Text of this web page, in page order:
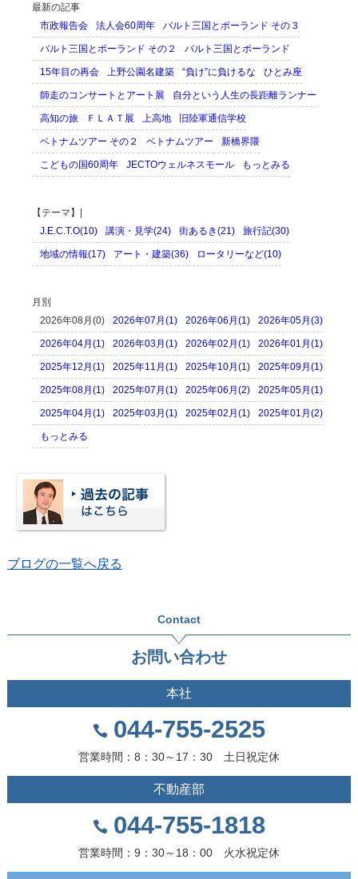
最新の記事
市政報告会
法人会60周年 バルト三国とポーランド その３
バルト三国とポーランド その２ バルト三国とポーランド
15年目の再会 上野公園名建築 “負け”に負けるな ひとみ座
師走のコンサートとアート展 自分という人生の長距離ランナー
高知の旅 ＦＬＡＴ展 上高地 旧陸軍通信学校
ベトナムツアー その２ ベトナムツアー 新橋界隈
こどもの国60周年 JECTOウェルネスモール もっとみる
【テーマ】|
J.E.C.T.O(10)
講演・見学(24) 街あるき(21) 旅行記(30)
地域の情報(17) アート・建築(36) ロータリーなど(10)
月別
2026年08月(0)
2026年07月(1) 2026年06月(1) 2026年05月(3)
2026年04月(1) 2026年03月(1) 2026年02月(1) 2026年01月(1)
2025年12月(1) 2025年11月(1) 2025年10月(1) 2025年09月(1)
2025年08月(1) 2025年07月(1) 2025年06月(2) 2025年05月(1)
2025年04月(1) 2025年03月(1) 2025年02月(1) 2025年01月(2)
もっとみる
ブログの一覧へ戻る
Contact
お問い合わせ
本社
044-755-2525
営業時間：8：30～17：30 土日祝定休
不動産部
044-755-1818
営業時間：9：30～18：00 火水祝定休